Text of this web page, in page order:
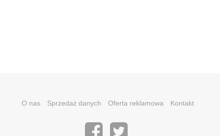
O nas Sprzedaż danych Oferta reklamowa Kontakt